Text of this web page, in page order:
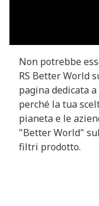
Non potrebbe
RS Better World
pagina dedicata
perché la tua
pianeta e le
"Better World"
filtri prodotto.